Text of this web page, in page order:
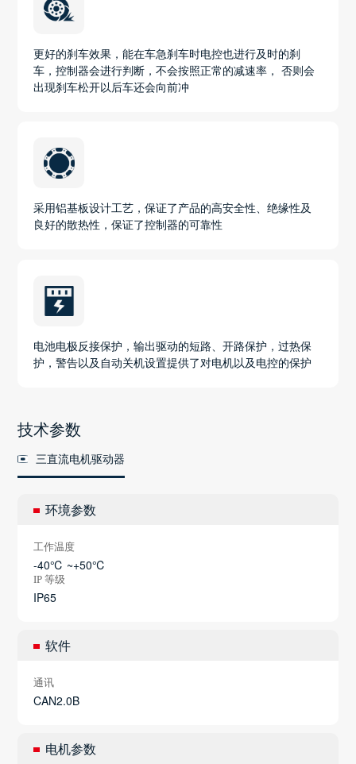
更好的刹车效果，能在车急刹车时电控也进行及时的刹
车，控制器会进行判断，不会按照正常的减速率， 否则会
出现刹车松开以后车还会向前冲
采用铝基板设计工艺，保证了产品的高安全性、绝缘性及
良好的散热性，保证了控制器的可靠性
电池电极反接保护，输出驱动的短路、开路保护，过热保
护，警告以及自动关机设置提供了对电机以及电控的保护
技术参数
三直流电机驱动器
环境参数
工作温度
-40℃ ~+50℃
IP 等级
IP65
软件
通讯
CAN2.0B
电机参数